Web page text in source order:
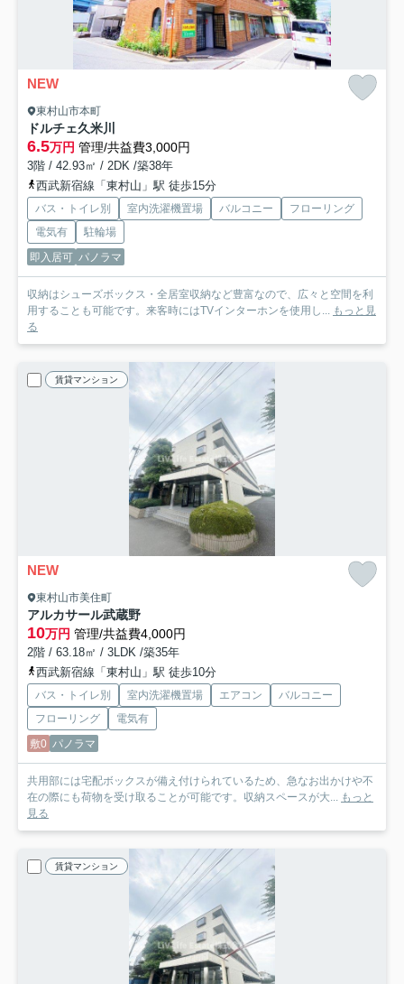
NEW
東村山市本町
ドルチェ久米川
6.5万円 管理/共益費3,000円
3階 / 42.93㎡ / 2DK /築38年
西武新宿線「東村山」駅 徒歩15分
バス・トイレ別 室内洗濯機置場 バルコニー
フローリング
電気有
駐輪場
即入居可 パノラマ
収納はシューズボックス・全居室収納など豊富なので、広々と空間を利
用することも可能です。来客時にはTVインターホンを使用し... もっと見
る
賃貸マンション
NEW
東村山市美住町
アルカサール武蔵野
10万円 管理/共益費4,000円
2階 / 63.18㎡ / 3LDK /築35年
西武新宿線「東村山」駅 徒歩10分
バス・トイレ別 室内洗濯機置場 エアコン
バルコニー
フローリング
電気有
敷0 パノラマ
共用部には宅配ボックスが備え付けられているため、急なお出かけや不
在の際にも荷物を受け取ることが可能です。収納スペースが大... もっと
見る
賃貸マンション